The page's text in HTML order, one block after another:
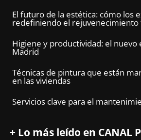
El futuro de la estética: cómo los
redefiniendo el rejuvenecimiento
Higiene y productividad: el nuevo
Madrid
Técnicas de pintura que están
en las viviendas
Servicios clave para el
+ Lo más leído en CANAL